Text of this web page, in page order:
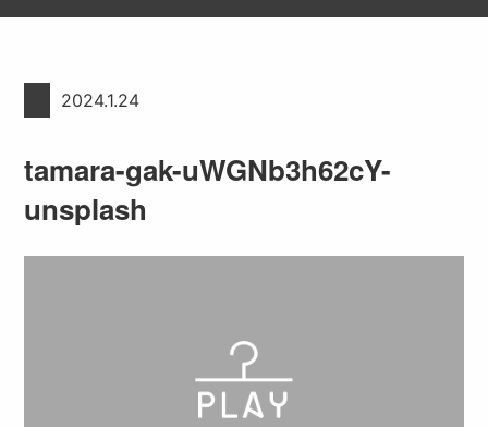
2024.1.24
tamara-gak-uWGNb3h62cY-
unsplash